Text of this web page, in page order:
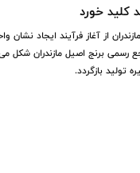
کلید خورد
از آغاز فرآیند ایجاد
رسمی برنج اصیل مازندران
تولید بازگردد.